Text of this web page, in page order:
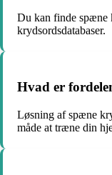
Du kan finde spæne
krydsordsdatabaser.
Hvad er
Løsning af spæne
måde at træne din